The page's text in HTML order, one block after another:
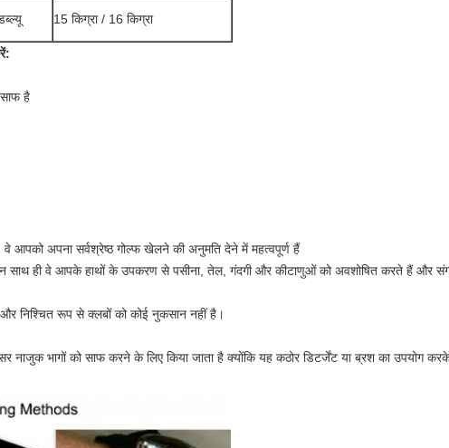
15 किग्रा / 16 किग्रा
है
वे आपको अपना सर्वश्रेष्ठ गोल्फ खेलने की अनुमति देने में महत्वपूर्ण हैं
साथ ही वे आपके हाथों के उपकरण से पसीना, तेल, गंदगी और कीटाणुओं को अवशोषित करते हैं और
और निश्चित रूप से क्लबों को कोई नुकसान नहीं है।
नाजुक भागों को साफ करने के लिए किया जाता है क्योंकि यह कठोर डिटर्जेंट या ब्रश का उपयोग